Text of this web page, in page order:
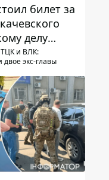
билет за
делу
бывших
и ВЛК:
двое экс-главы